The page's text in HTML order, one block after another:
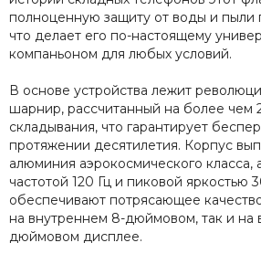
полноценную защиту от воды и пыли
что делает его по-настоящему
компаньоном для любых условий.
В основе устройства лежит
шарнир, рассчитанный на более чем
складывания, что гарантирует
протяжении десятилетия. Корпус
алюминия аэрокосмического класса,
частотой 120 Гц и пиковой яркостью
обеспечивают потрясающее
на внутреннем 8-дюймовом, так и на
дюймовом дисплее.